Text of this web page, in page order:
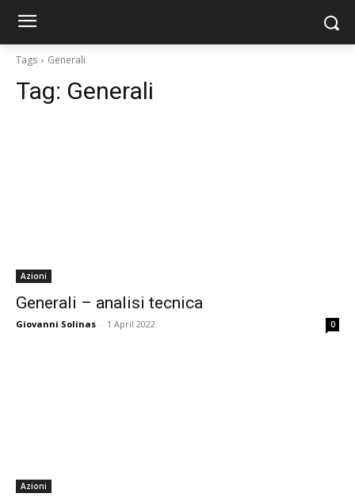
Tags Generali
Tag: Generali
Azioni
Generali – analisi tecnica
Giovanni Solinas - 1 April 2022 0
Azioni